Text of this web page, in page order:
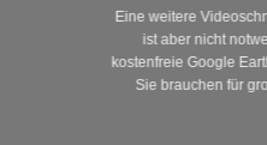
Eine weitere
ist aber nicht
kostenfreie Google
Sie brauchen für